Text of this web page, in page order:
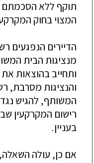
המצוי בחוק
הדיירים הנפגעים
מנציגות הבית
ותחייב בהוצאות
והנציגות מסרבת,
המשותף, להגיש
רישום המקרקעין
בעניין.
אם כן, עולה השאלה,